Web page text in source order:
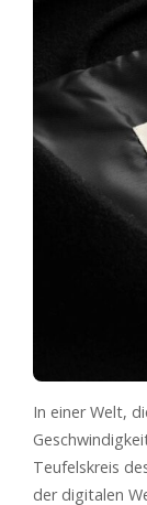
In einer Welt,
Teufelskreis
der digitalen